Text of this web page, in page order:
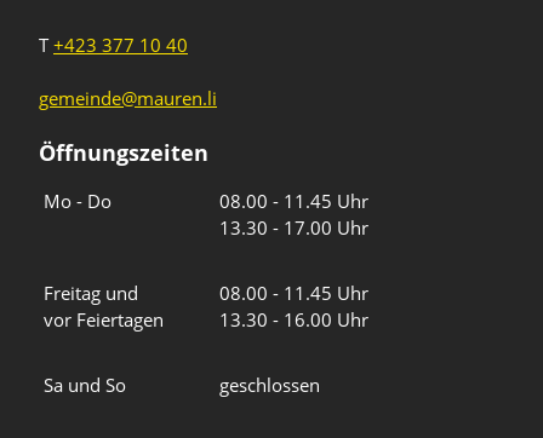
T+423 377 10 40
gemeinde@mauren.li
Öffnungszeiten
Mo - Do
08.00 - 11.45 Uhr
13.30 - 17.00 Uhr
Freitag und
vor Feiertagen
08.00 - 11.45 Uhr
13.30 - 16.00 Uhr
Sa und So geschlossen